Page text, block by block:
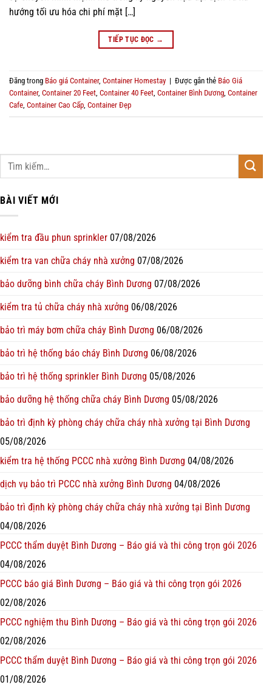
hướng tối ưu hóa chi phí mặt […]
TIẾP TỤC ĐỌC →
Đăng trong Báo giá Container, Container Homestay | Được gắn thẻ Báo Giá
Container, Container 20 Feet, Container 40 Feet, Container Bình Dương, Container
Cafe, Container Cao Cấp, Container Đẹp
BÀI VIẾT MỚI
kiểm tra đầu phun sprinkler 07/08/2026
kiểm tra van chữa cháy nhà xưởng 07/08/2026
bảo dưỡng bình chữa cháy Bình Dương 07/08/2026
kiểm tra tủ chữa cháy nhà xưởng 06/08/2026
bảo trì máy bơm chữa cháy Bình Dương 06/08/2026
bảo trì hệ thống báo cháy Bình Dương 06/08/2026
bảo trì hệ thống sprinkler Bình Dương 05/08/2026
bảo dưỡng hệ thống chữa cháy Bình Dương 05/08/2026
bảo trì định kỳ phòng cháy chữa cháy nhà xưởng tại Bình Dương
05/08/2026
kiểm tra hệ thống PCCC nhà xưởng Bình Dương 04/08/2026
dịch vụ bảo trì PCCC nhà xưởng Bình Dương 04/08/2026
bảo trì định kỳ phòng cháy chữa cháy nhà xưởng tại Bình Dương
04/08/2026
PCCC thẩm duyệt Bình Dương – Báo giá và thi công trọn gói 2026
04/08/2026
PCCC báo giá Bình Dương – Báo giá và thi công trọn gói 2026
02/08/2026
PCCC nghiệm thu Bình Dương – Báo giá và thi công trọn gói 2026
02/08/2026
PCCC thẩm duyệt Bình Dương – Báo giá và thi công trọn gói 2026
01/08/2026